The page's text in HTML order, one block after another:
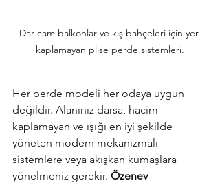
Dar cam balkonlar ve kış bahçeleri için yer
kaplamayan plise perde sistemleri.
Her perde modeli her odaya uygun
değildir. Alanınız darsa, hacim
kaplamayan ve ışığı en iyi şekilde
yöneten modern mekanizmalı
sistemlere veya akışkan kumaşlara
yönelmeniz gerekir. Özenev